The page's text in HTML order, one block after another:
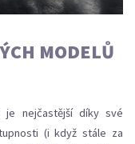
MODELŮ
je nejčastější díky své
(i když stále za